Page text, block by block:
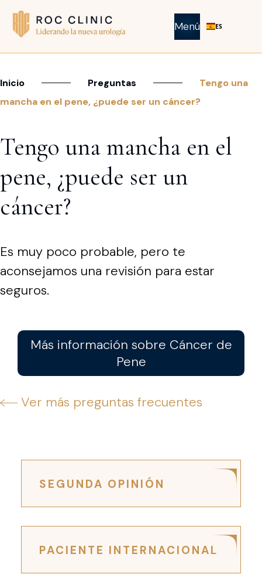
Menú ES
Inicio Preguntas
Tengo una
mancha en el pene, ¿puede ser un cáncer?
Tengo una mancha en el
pene, ¿puede ser un
cáncer?
Es muy poco probable, pero te
aconsejamos una revisión para estar
seguros.
Más información sobre Cáncer de
Pene
Ver más preguntas frecuentes
SEGUNDA OPINIÓN
PACIENTE INTERNACIONAL